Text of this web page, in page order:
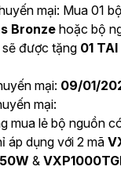
mại: Mua 01
Bronze hoặc bộ
sẽ được tặng 01 TAI
mại: 09/01/
mại:
mua lẻ bộ nguồn
áp dụng với 2 mã
&